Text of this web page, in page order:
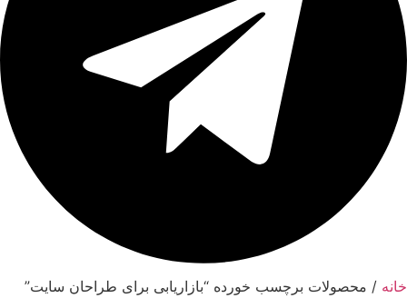
/ محصولات برچسب خورده “بازاریابی برای طراحان سایت”